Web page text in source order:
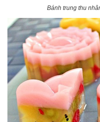
Bánh trung thu